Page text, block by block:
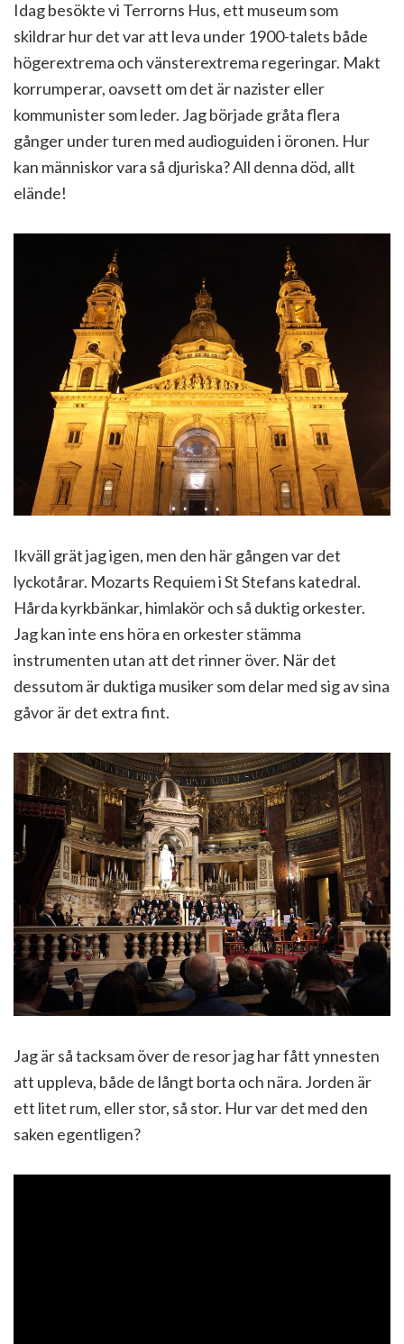
Idag besökte vi Terrorns Hus, ett museum som
skildrar hur det var att leva under 1900-talets både
högerextrema och vänsterextrema regeringar. Makt
korrumperar, oavsett om det är nazister eller
kommunister som leder. Jag började gråta flera
gånger under turen med audioguiden i öronen. Hur
kan människor vara så djuriska? All denna död, allt
elände!
Ikväll grät jag igen, men den här gången var det
lyckotårar. Mozarts Requiem i St Stefans katedral.
Hårda kyrkbänkar, himlakör och så duktig orkester.
Jag kan inte ens höra en orkester stämma
instrumenten utan att det rinner över. När det
dessutom är duktiga musiker som delar med sig av sina
gåvor är det extra fint.
Jag är så tacksam över de resor jag har fått ynnesten
att uppleva, både de långt borta och nära. Jorden är
ett litet rum, eller stor, så stor. Hur var det med den
saken egentligen?